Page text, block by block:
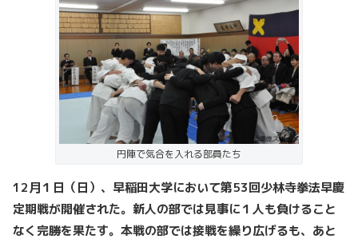
円陣で気合を入れる部員たち
12月１日（日）、早稲田大学において第53回少林寺拳法早慶
定期戦が開催された。新人の部では見事に１人も負けること
なく完勝を果たす。本戦の部では接戦を繰り広げるも、あと